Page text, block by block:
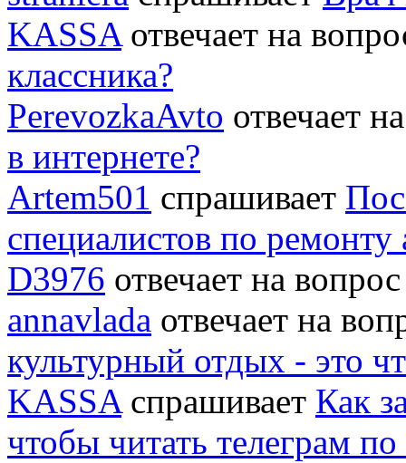
KASSA отвечает на
классника?
PerevozkaAvto отвечает
в интернете?
Artem501 спрашивает
специалистов по
D3976 отвечает на
annavlada отвечает на
культурный отдых - это
KASSA спрашивает Как
чтобы читать телеграм